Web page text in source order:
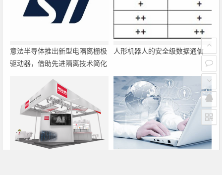
意法半导体推出新型电隔离栅极
驱动器，借助先进隔离技术简化
人形机器人的安全级数据通信